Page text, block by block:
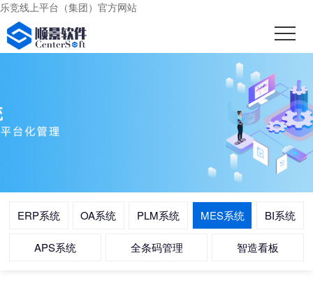
乐竞线上平台（集团）官方网站
ERP系统 OA系统 PLM系统 MES系统 BI系统
APS系统 全条码管理 智造看板